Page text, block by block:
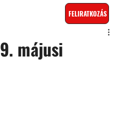
FELIRATKOZÁS
májusi